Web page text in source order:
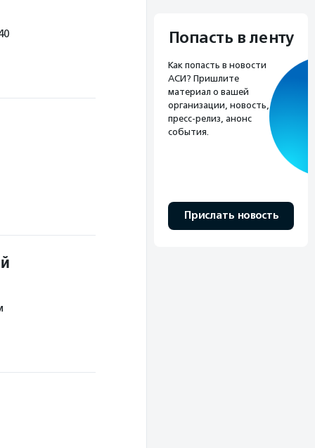
Попасть в ленту
Как попасть в новости
АСИ? Пришлите
материал о вашей
организации, новость,
пресс-релиз, анонс
события.
Прислать новость